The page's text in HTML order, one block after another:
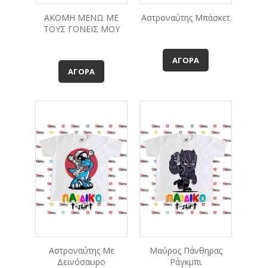
ΑΚΟΜΗ ΜΕΝΩ ΜΕ
ΤΟΥΣ ΓΟΝΕΙΣ ΜΟΥ
ΑΓΟΡΆ
Αστροναύτης Μπάσκετ
ΑΓΟΡΆ
Αστροναύτης Με
Δεινόσαυρο
Μαύρος Πάνθηρας
Ράγκμπι